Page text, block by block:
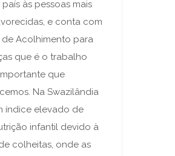
país às pessoas mais
e conta com
de Acolhimento para
que é o trabalho
que
Na Swazilândia
índice elevado de
infantil devido à
colheitas, onde as